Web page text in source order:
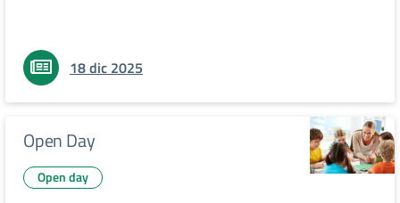
18 dic 2025
Open Day
Open day